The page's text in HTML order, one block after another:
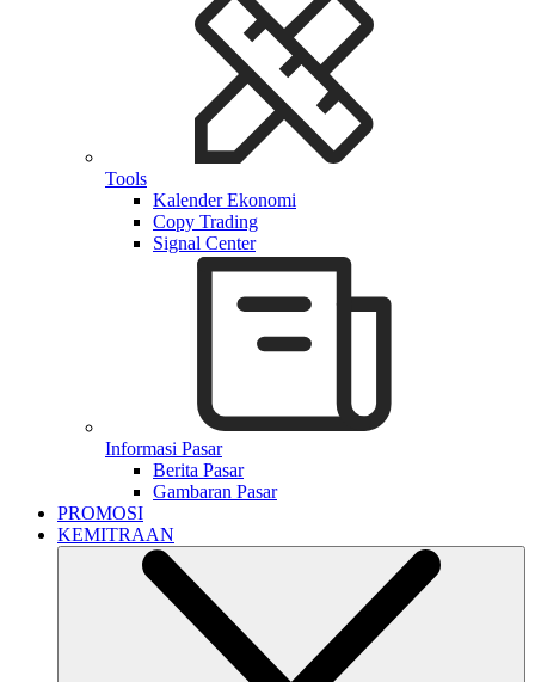
Tools
Kalender Ekonomi
Copy Trading
Signal Center
Informasi Pasar
Berita Pasar
Gambaran Pasar
PROMOSI
KEMITRAAN